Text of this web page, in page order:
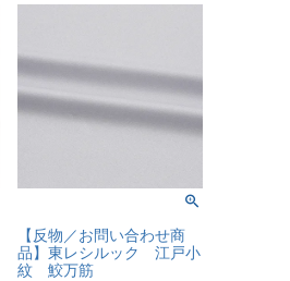
【反物／お問い合わせ商
品】東レシルック 江戸小
紋 鮫万筋